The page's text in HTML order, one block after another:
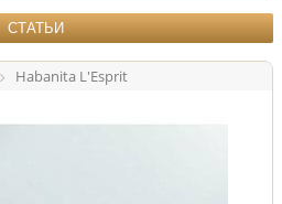
СТАТЬИ
Habanita L'Esprit